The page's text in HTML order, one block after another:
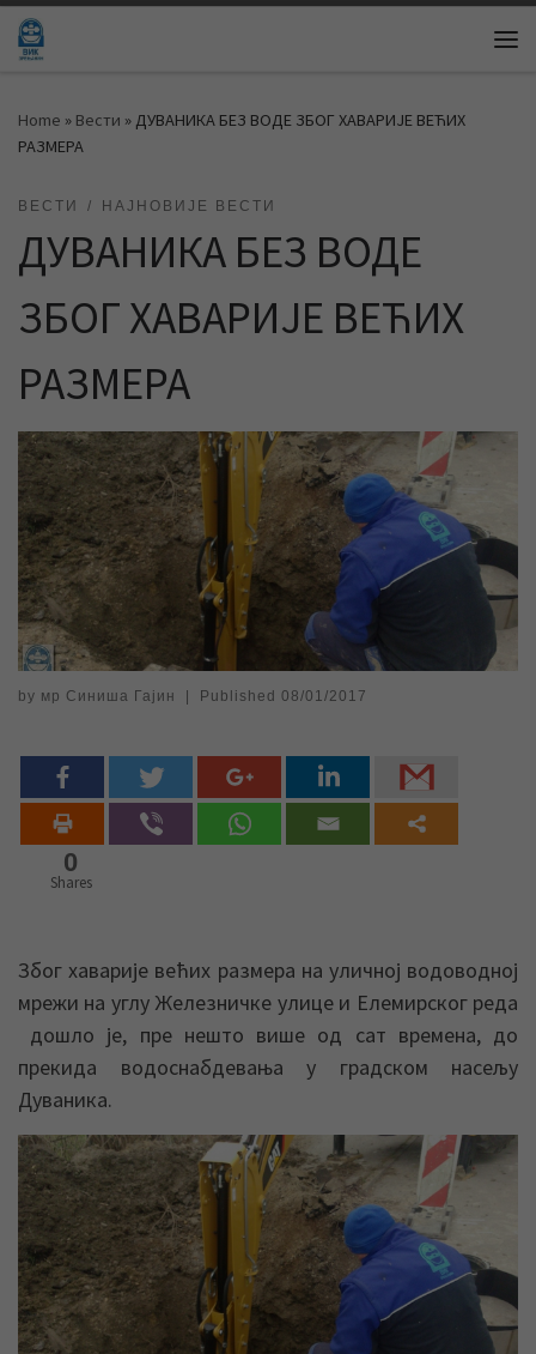
Skip to content
Home » Вести » ДУВАНИКА БЕЗ ВОДЕ ЗБОГ ХАВАРИЈЕ ВЕЋИХ
РАЗМЕРА
ВЕСТИ НАЈНОВИЈЕ ВЕСТИ
ДУВАНИКА БЕЗ ВОДЕ
ЗБОГ ХАВАРИЈЕ ВЕЋИХ
РАЗМЕРА
by мр Синиша Гајин Published 08/01/2017
0
Shares
Због хаварије већих размера на уличној водоводној
мрежи на углу Железничке улице и Елемирског реда
дошло је, пре нешто више од сат времена, до
прекида водоснабдевања у градском насељу
Дуваника.